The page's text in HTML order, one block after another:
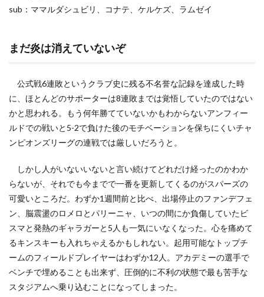
sub：ママルダシュビリ、コナテ、ケルケズ、ラムゼイ
まだ炎は消えていないぞ
公式戦6連敗というクラブ史に残る不名誉な記録を達成した時
に、ほとんどのサポーターは8連敗までは覚悟していたのではない
かと思われる。もう何年勝てていないかもわからないアンフィー
ルドでの戦いと5-2で負けた後のモチベーションを保ちにくいチャ
ンピオンズリーグの連戦では厳しいだろうと。
しかし人がいないいないと言い続けてどれだけ経ったのかわか
らないが、それでも今までで一番を更新してくるのがスパーズの
可愛いところだ。わずか1週間前と比べ、出場停止のファンデフェ
ン、脳震盪のロメロとパリーニャ、いつの間にか負傷していたビ
スマと発熱のギャラガーと5人も一気にいなくなった。心を痛めて
るキンスキーも入れちゃえるかもしれない。起用可能なトップチ
ームのフィールドプレイヤーはわずか12人。アカデミーの選手で
ベンチで埋めることも出来ず、圧倒的に不利の状態で最も苦手な
スタジアムへ乗り込むことになってしまった。